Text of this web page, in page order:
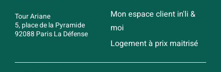
Tour Ariane
5, place de la Pyramide
92088 Paris La Défense
Mon espace client in'li &
moi
Logement à prix maitrisé